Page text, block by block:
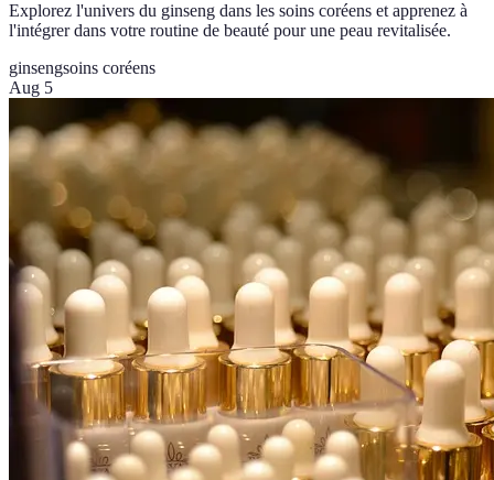
Explorez l'univers du ginseng dans les soins coréens et apprenez à
l'intégrer dans votre routine de beauté pour une peau revitalisée.
ginsengsoins coréens
Aug 5